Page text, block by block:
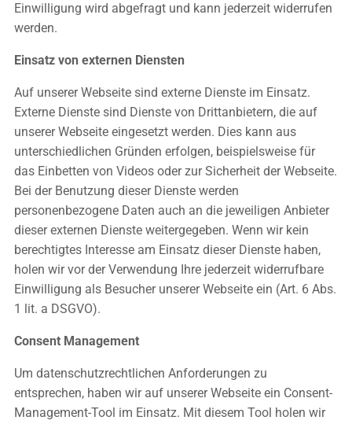
Einwilligung wird abgefragt und kann jederzeit widerrufen
werden.
Einsatz von externen Diensten
Auf unserer Webseite sind externe Dienste im Einsatz.
Externe Dienste sind Dienste von Drittanbietern, die auf
unserer Webseite eingesetzt werden. Dies kann aus
unterschiedlichen Gründen erfolgen, beispielsweise für
das Einbetten von Videos oder zur Sicherheit der Webseite.
Bei der Benutzung dieser Dienste werden
personenbezogene Daten auch an die jeweiligen Anbieter
dieser externen Dienste weitergegeben. Wenn wir kein
berechtigtes Interesse am Einsatz dieser Dienste haben,
holen wir vor der Verwendung Ihre jederzeit widerrufbare
Einwilligung als Besucher unserer Webseite ein (Art. 6 Abs.
1 lit. a DSGVO).
Consent Management
Um datenschutzrechtlichen Anforderungen zu
entsprechen, haben wir auf unserer Webseite ein Consent-
Management-Tool im Einsatz. Mit diesem Tool holen wir